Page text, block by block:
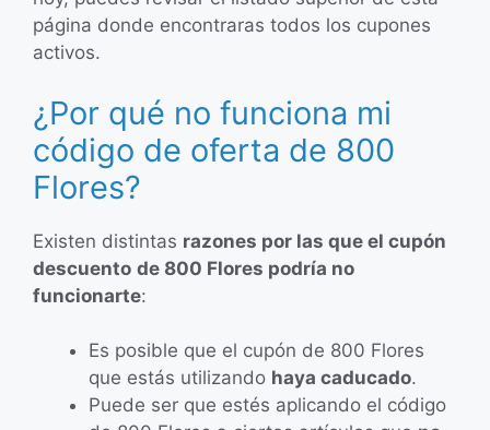
página donde encontraras todos los cupones
activos.
¿Por qué no funciona mi
código de oferta de 800
Flores?
Existen distintas razones por las que el cupón
descuento de 800 Flores podría no
funcionarte:
Es posible que el cupón de 800 Flores
que estás utilizando haya caducado.
Puede ser que estés aplicando el código